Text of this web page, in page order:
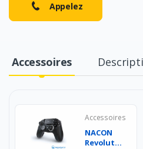
Appelez
Accessoires
Accessoires
NACON
Revolution